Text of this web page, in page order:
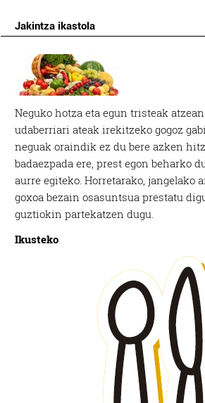
Jakintza ikastola
Neguko hotza eta egun tristeak
udaberriari ateak irekitzeko gogoz
neguak oraindik ez du bere azken
badaezpada ere, prest egon beharko
aurre egiteko. Horretarako, jangelako
goxoa bezain osasuntsua prestatu
guztiokin partekatzen dugu.
Ikusteko